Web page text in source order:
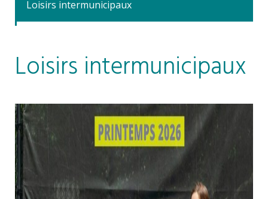
Loisirs intermunicipaux
Loisirs intermunicipaux